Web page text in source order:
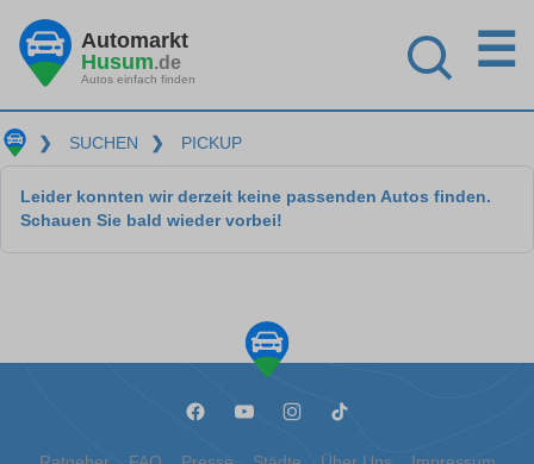
Automarkt
Husum.de
Autos einfach finden
☰
❯ SUCHEN ❯ PICKUP
Leider konnten wir derzeit keine passenden Autos finden.
Schauen Sie bald wieder vorbei!